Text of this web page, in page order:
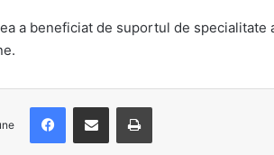
a beneficiat de suportul de
FacebookDistribuie prin e-mail Imprimare